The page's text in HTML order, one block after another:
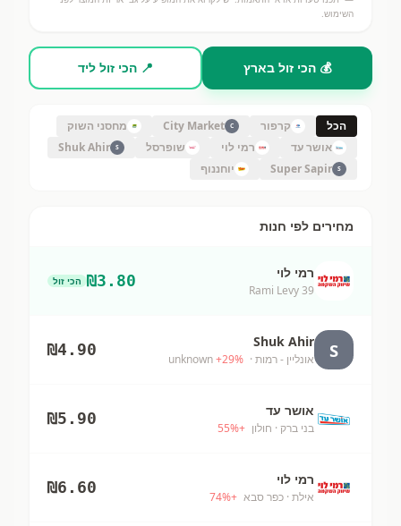
השימוש.
💰 הכי זול בארץ 📍 הכי זול ליד
הכל קרפור C
City Market
מחסני השוק
אושר עד
רמי לוי שופרסל S
Shuk Ahir
S
Super Sapir יוחננוף
מחירים לפי חנות
רמי לוי
Rami Levy 39
₪3.80 הכי זול
S
Shuk Ahir
אונליין - רמות · unknown
+29%
₪4.90
אושר עד
בני ברק · חולון +
55%
₪5.90
רמי לוי
אילת · כפר סבא +
74%
₪6.60